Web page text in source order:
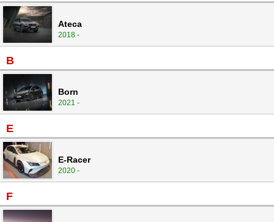
Ateca
2018 -
B
Born
2021 -
E
E-Racer
2020 -
F